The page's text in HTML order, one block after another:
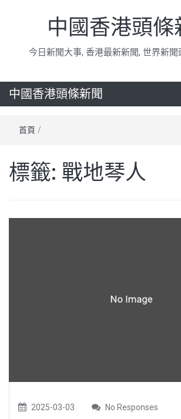
中國香港頭條
今日新聞大事, 香港最新新聞, 世界新聞
中國香港頭條新聞
首頁 /
標籤: 戰地琴人
2025-03-03 No Responses